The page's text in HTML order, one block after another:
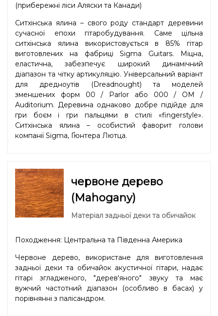
(прибережні ліси Аляски та Канади)
Ситхінська ялина – свого роду стандарт деревини
сучасної епохи гітаробудування. Саме цільна
ситхінська ялина використовується в 85% гітар
виготовлених на фабриці Sigma Guitars. Міцна,
еластична, забезпечує широкий динамічний
діапазон та чітку артикуляцію. Універсальний варіант
для дредноутів (Dreadnought) та моделей
зменшених форм 00 / Parlor або 000 / OM /
Auditorium. Деревина однаково добре підійде для
гри боєм і гри пальцями в стилі «fingerstyle».
Ситхінська ялина – особистий фаворит голови
компанії Sigma, Ґюнтера Лютца.
червоне дерево
(Mahogany)
Матеріал задньої деки та обичайок
Походження: Центральна та Південна Америка
Червоне дерево, використане для виготовлення
задньої деки та обичайок акустичної гітари, надає
гітарі згладженого, "дерев'яного" звуку та має
вужчий частотний діапазон (особливо в басах) у
порівнянні з палісандром.